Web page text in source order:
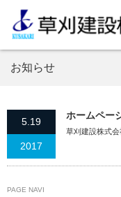
お知らせ
5.19
2017
ホームペー
草刈建設株式会
PAGE NAVI